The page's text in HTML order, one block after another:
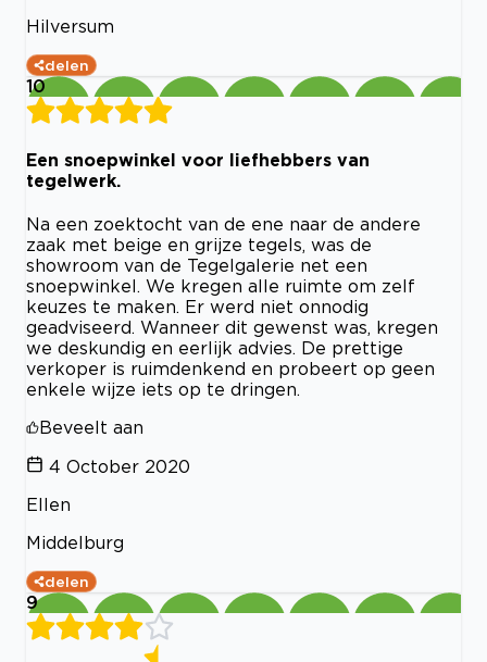
Hilversum
delen
10
Een snoepwinkel voor liefhebbers van
tegelwerk.
Na een zoektocht van de ene naar de andere
zaak met beige en grijze tegels, was de
showroom van de Tegelgalerie net een
snoepwinkel. We kregen alle ruimte om zelf
keuzes te maken. Er werd niet onnodig
geadviseerd. Wanneer dit gewenst was, kregen
we deskundig en eerlijk advies. De prettige
verkoper is ruimdenkend en probeert op geen
enkele wijze iets op te dringen.
Beveelt aan
4 October 2020
Ellen
Middelburg
delen
9